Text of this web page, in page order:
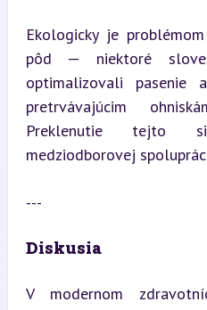
Ekologicky je
pôd — niektoré
optimalizovali
pretrvávajúcim
Preklenutie tejto
medziodborovej
---
Diskusia
V modernom